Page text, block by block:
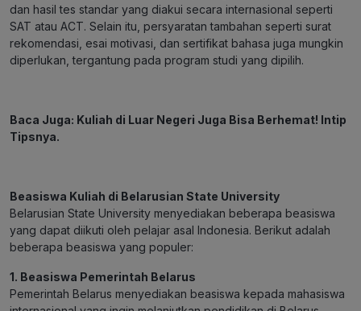
dan hasil tes standar yang diakui secara internasional seperti
SAT atau ACT. Selain itu, persyaratan tambahan seperti surat
rekomendasi, esai motivasi, dan sertifikat bahasa juga mungkin
diperlukan, tergantung pada program studi yang dipilih.
Baca Juga: Kuliah di Luar Negeri Juga Bisa Berhemat! Intip
Tipsnya.
Beasiswa Kuliah di Belarusian State University
Belarusian State University menyediakan beberapa beasiswa
yang dapat diikuti oleh pelajar asal Indonesia. Berikut adalah
beberapa beasiswa yang populer:
1. Beasiswa Pemerintah Belarus
Pemerintah Belarus menyediakan beasiswa kepada mahasiswa